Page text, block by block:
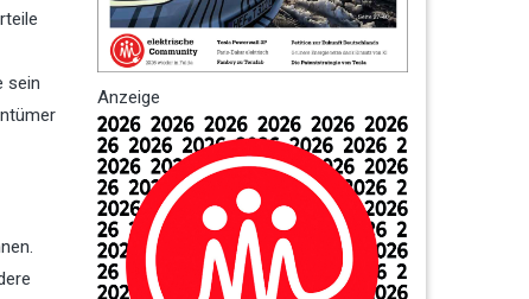
sein
Anzeige